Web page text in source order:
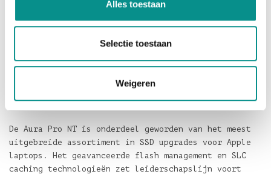
Alles toestaan
Selectie toestaan
Weigeren
grotere om uw Mac de capaciteit te verstrekken om
meer aan te kunnen met de Aura Pro NT. Met tot wel
lees-/schijfsnelheid, laat deze high-performance SSD
uw Mac de
de kosten voor het aanschaffen van een nieuwe
machine.
De Aura Pro NT is onderdeel geworden van het meest
uitgebreide assortiment in SSD upgrades voor Apple
laptops. Het geavanceerde flash management en SLC
caching technologieën zet leiderschapslijn voort